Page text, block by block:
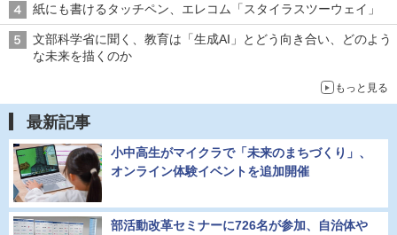
紙にも書けるタッチペン、エレコム「スタイラスツーウェイ」
文部科学省に聞く、教育は「生成AI」とどう向き合い、どのよう
な未来を描くのか
もっと見る
最新記事
小中高生がマイクラで「未来のまちづくり」、
オンライン体験イベントを追加開催
部活動改革セミナーに726名が参加、自治体や